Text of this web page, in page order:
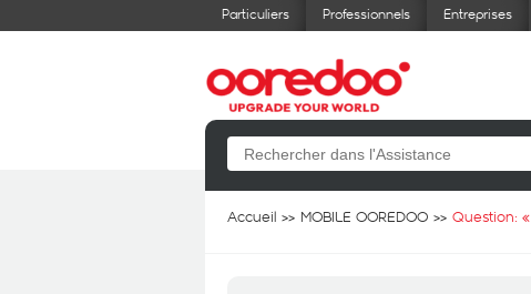
Particuliers Professionnels Entreprises
Accueil MOBILE OOREDOO Question: «